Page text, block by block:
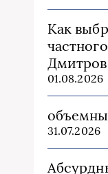
Как
01.08.2026
31.07.2026